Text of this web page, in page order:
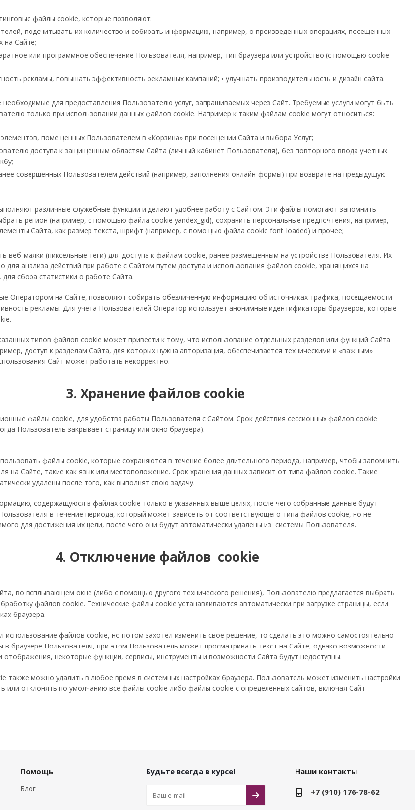
файлы cookie, которые позволяют:
подсчитывать их количество и собирать информацию, например, о произведенных операциях, посещенных
на Сайте;
или программное обеспечение Пользователя, например, тип браузера или устройство (с помощью cookie
рекламы, повышать эффективность рекламных кампаний; ◦ улучшать производительность и дизайн сайта.
для предоставления Пользователю услуг, запрашиваемых через Сайт. Требуемые услуги могут быть
только при использовании данных файлов cookie. Например к таким файлам cookie могут относиться:
помещенных Пользователем в «Корзина» при посещении Сайта и выбора Услуг;
доступа к защищенным областям Сайта (личный кабинет Пользователя), без повторного ввода учетных
совершенных Пользователем действий (например, заполнения онлайн-формы) при возврате на предыдущую
различные служебные функции и делают удобнее работу с Сайтом. Эти файлы помогают запомнить
регион (например, с помощью файла cookie yandex_gid), сохранить персональные предпочтения, например,
Сайта, как размер текста, шрифт (например, с помощью файла cookie font_loaded) и прочее;
веб-маяки (пиксельные теги) для доступа к файлам cookie, ранее размещенным на устройстве Пользователя. Их
для анализа действий при работе с Сайтом путем доступа и использования файлов cookie, хранящихся на
сбора статистики о работе Сайта.
Оператором на Сайте, позволяют собирать обезличенную информацию об источниках трафика, посещаемости
рекламы. Для учета Пользователей Оператор использует анонимные идентификаторы браузеров, которые
типов файлов cookie может привести к тому, что использование отдельных разделов или функций Сайта
доступ к разделам Сайта, для которых нужна авторизация, обеспечивается техническими и «важным»
Сайт может работать некорректно.
3. Хранение файлов cookie
файлы cookie, для удобства работы Пользователя с Сайтом. Срок действия сессионных файлов cookie
Пользователь закрывает страницу или окно браузера).
файлы cookie, которые сохраняются в течение более длительного периода, например, чтобы запомнить
на Сайте, такие как язык или местоположение. Срок хранения данных зависит от типа файлов cookie. Такие
удалены после того, как выполнят свою задачу.
содержащуюся в файлах cookie только в указанных выше целях, после чего собранные данные будут
в течение периода, который может зависеть от соответствующего типа файлов cookie, но не
для достижения их цели, после чего они будут автоматически удалены из системы Пользователя.
4. Отключение файлов cookie
во всплывающем окне (либо с помощью другого технического решения), Пользователю предлагается выбрать
файлов cookie. Технические файлы cookie устанавливаются автоматически при загрузке страницы, если
браузера.
использование файлов cookie, но потом захотел изменить свое решение, то сделать это можно самостоятельно
в браузере Пользователя, при этом Пользователь может просматривать текст на Сайте, однако возможности
отображения, некоторые функции, сервисы, инструменты и возможности Сайта будут недоступны.
также можно удалить в любое время в системных настройках браузера. Пользователь может изменить настройки
или отклонять по умолчанию все файлы cookie либо файлы cookie с определенных сайтов, включая Сайт
Помощь
Блог
Будьте всегда в курсе! Наши контакты
+7 (910) 176-78-62